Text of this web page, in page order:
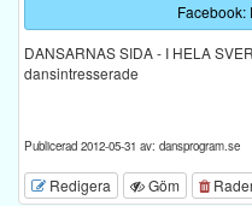
Facebook:
DANSARNAS SIDA - I HELA
dansintresserade
Publicerad 2012-05-31 av: dansprogram.se
Redigera Göm